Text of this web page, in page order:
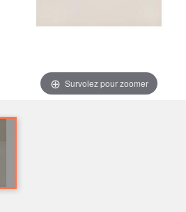
Survolez pour zoomer